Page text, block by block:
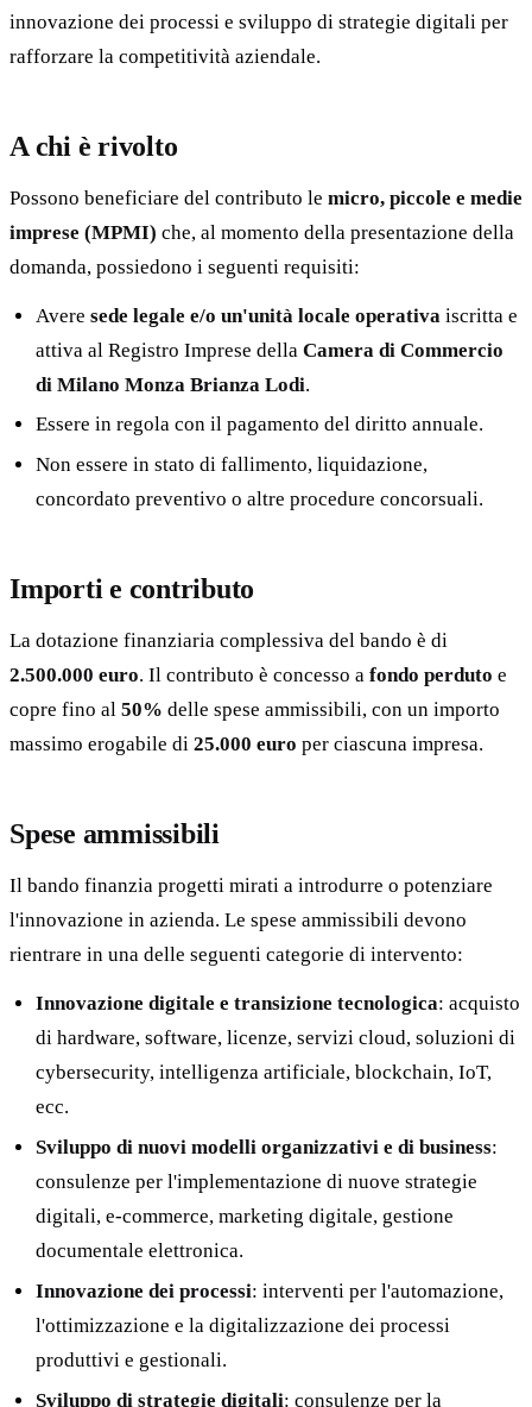
innovazione dei processi e sviluppo di strategie digitali per
rafforzare la competitività aziendale.
A chi è rivolto
Possono beneficiare del contributo le micro, piccole e medie
imprese (MPMI) che, al momento della presentazione della
domanda, possiedono i seguenti requisiti:
Averesede legale e/o un'unità locale operativa iscritta e
attiva al Registro Imprese dellaCamera di Commercio
di Milano Monza Brianza Lodi.
Essere in regola con il pagamento del diritto annuale.
Non essere in stato di fallimento, liquidazione,
concordato preventivo o altre procedure concorsuali.
Importi e contributo
La dotazione finanziaria complessiva del bando è di
2.500.000 euro. Il contributo è concesso a fondo perduto e
copre fino al 50% delle spese ammissibili, con un importo
massimo erogabile di 25.000 euro per ciascuna impresa.
Spese ammissibili
Il bando finanzia progetti mirati a introdurre o potenziare
l'innovazione in azienda. Le spese ammissibili devono
rientrare in una delle seguenti categorie di intervento:
Innovazione digitale e transizione tecnologica: acquisto
di hardware, software, licenze, servizi cloud, soluzioni di
cybersecurity, intelligenza artificiale, blockchain, IoT,
ecc.
Sviluppo di nuovi modelli organizzativi e di business:
consulenze per l'implementazione di nuove strategie
digitali, e-commerce, marketing digitale, gestione
documentale elettronica.
Innovazione dei processi: interventi per l'automazione,
l'ottimizzazione e la digitalizzazione dei processi
produttivi e gestionali.
Sviluppo di strategie digitali: consulenze per la